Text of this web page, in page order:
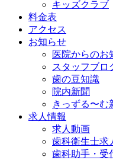
キッズクラブ
料金表
アクセス
お知らせ
医院からのお
スタッフブロ
歯の豆知識
院内新聞
きっずる〜む
求人情報
求人動画
歯科衛生士求
歯科助手・受